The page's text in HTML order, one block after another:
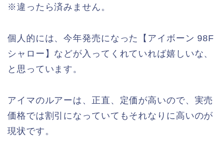
※違ったら済みません。
個人的には、今年発売になった【アイボーン 98F
シャロー】などが入ってくれていれば嬉しいな、
と思っています。
アイマのルアーは、正直、定価が高いので、実売
価格では割引になっていてもそれなりに高いのが
現状です。